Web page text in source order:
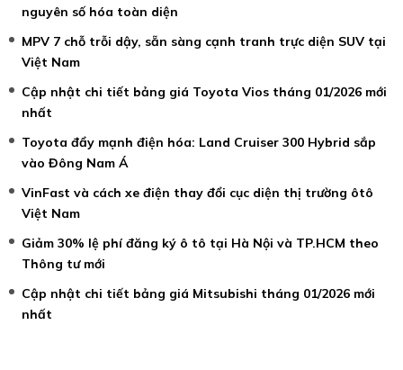
nguyên số hóa toàn diện
MPV 7 chỗ trỗi dậy, sẵn sàng cạnh tranh trực diện SUV tại
Việt Nam
Cập nhật chi tiết bảng giá Toyota Vios tháng 01/2026 mới
nhất
Toyota đẩy mạnh điện hóa: Land Cruiser 300 Hybrid sắp
vào Đông Nam Á
VinFast và cách xe điện thay đổi cục diện thị trường ôtô
Việt Nam
Giảm 30% lệ phí đăng ký ô tô tại Hà Nội và TP.HCM theo
Thông tư mới
Cập nhật chi tiết bảng giá Mitsubishi tháng 01/2026 mới
nhất